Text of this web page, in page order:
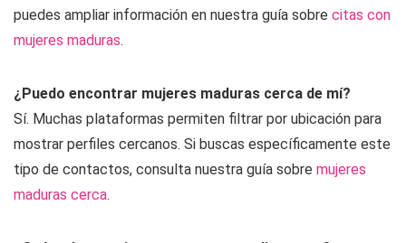
puedes ampliar información en nuestra guía sobre citas con
mujeres maduras.
¿Puedo encontrar mujeres maduras cerca de mí?
Sí. Muchas plataformas permiten filtrar por ubicación para
mostrar perfiles cercanos. Si buscas específicamente este
tipo de contactos, consulta nuestra guía sobre mujeres
maduras cerca.